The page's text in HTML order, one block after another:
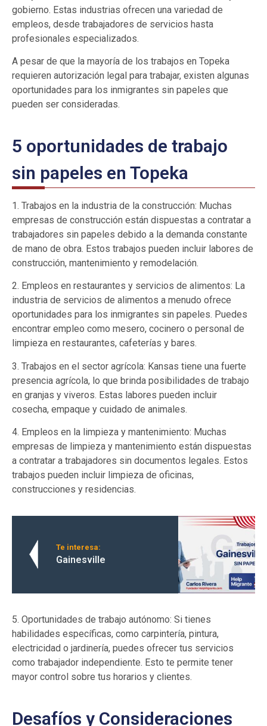
gobierno. Estas industrias ofrecen una variedad de
empleos, desde trabajadores de servicios hasta
profesionales especializados.
A pesar de que la mayoría de los trabajos en Topeka
requieren autorización legal para trabajar, existen algunas
oportunidades para los inmigrantes sin papeles que
pueden ser consideradas.
5 oportunidades de trabajo
sin papeles en Topeka
1. Trabajos en la industria de la construcción: Muchas
empresas de construcción están dispuestas a contratar a
trabajadores sin papeles debido a la demanda constante
de mano de obra. Estos trabajos pueden incluir labores de
construcción, mantenimiento y remodelación.
2. Empleos en restaurantes y servicios de alimentos: La
industria de servicios de alimentos a menudo ofrece
oportunidades para los inmigrantes sin papeles. Puedes
encontrar empleo como mesero, cocinero o personal de
limpieza en restaurantes, cafeterías y bares.
3. Trabajos en el sector agrícola: Kansas tiene una fuerte
presencia agrícola, lo que brinda posibilidades de trabajo
en granjas y viveros. Estas labores pueden incluir
cosecha, empaque y cuidado de animales.
4. Empleos en la limpieza y mantenimiento: Muchas
empresas de limpieza y mantenimiento están dispuestas
a contratar a trabajadores sin documentos legales. Estos
trabajos pueden incluir limpieza de oficinas,
construcciones y residencias.
Te interesa:
Gainesville
5. Oportunidades de trabajo autónomo: Si tienes
habilidades específicas, como carpintería, pintura,
electricidad o jardinería, puedes ofrecer tus servicios
como trabajador independiente. Esto te permite tener
mayor control sobre tus horarios y clientes.
Desafíos y Consideraciones